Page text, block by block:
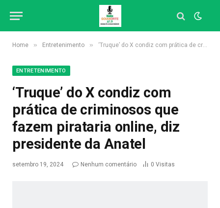
Home » Entretenimento » ‘Truque’ do X condiz com prática de criminosos que fazem pirataria online, diz presidente da Anatel
ENTRETENIMENTO
‘Truque’ do X condiz com
prática de criminosos que
fazem pirataria online, diz
presidente da Anatel
setembro 19, 2024 Nenhum comentário 0 Visitas